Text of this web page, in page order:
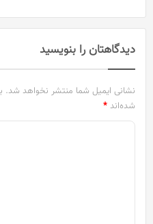
دیدگاهتان را بنویسید
نشانی ایمیل شما منتشر نخواهد شد.
شده‌اند *